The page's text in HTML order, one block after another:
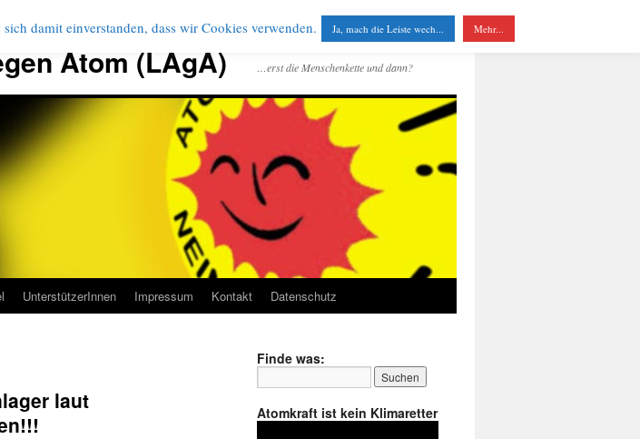
Atom (LAgA) …erst die Menschenkette und dann?
UnterstützerInnen Impressum Kontakt Datenschutz
laut
Finde was:
Atomkraft ist kein Klimaretter
damit einverstanden, dass wir Cookies verwenden. Ja, mach die Leiste wech... Mehr...